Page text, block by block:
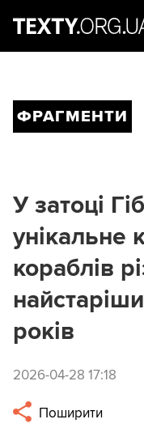
ФРАГМЕНТИ
У затоці
унікальне
кораблів
років
2026-04-28 17:18
Поширити